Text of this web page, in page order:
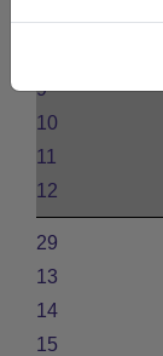
7
9
10
11
12
29
13
14
15